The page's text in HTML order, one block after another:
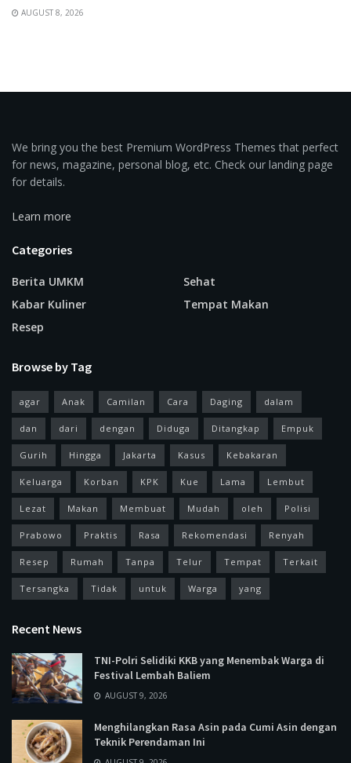
AUGUST 8, 2026
We bring you the best Premium WordPress Themes that perfect
for news, magazine, personal blog, etc. Check our landing page
for details.
Learn more
Categories
Berita UMKM
Kabar Kuliner
Resep
Sehat
Tempat Makan
Browse by Tag
agar Anak Camilan Cara Daging dalam
dan dari dengan Diduga Ditangkap Empuk
Gurih Hingga Jakarta Kasus Kebakaran
Keluarga Korban KPK Kue Lama Lembut
Lezat Makan Membuat Mudah oleh Polisi
Prabowo Praktis Rasa Rekomendasi Renyah
Resep Rumah Tanpa Telur Tempat Terkait
Tersangka Tidak untuk Warga yang
Recent News
TNI-Polri Selidiki KKB yang Menembak Warga di
Festival Lembah Baliem
AUGUST 9, 2026
Menghilangkan Rasa Asin pada Cumi Asin dengan
Teknik Perendaman Ini